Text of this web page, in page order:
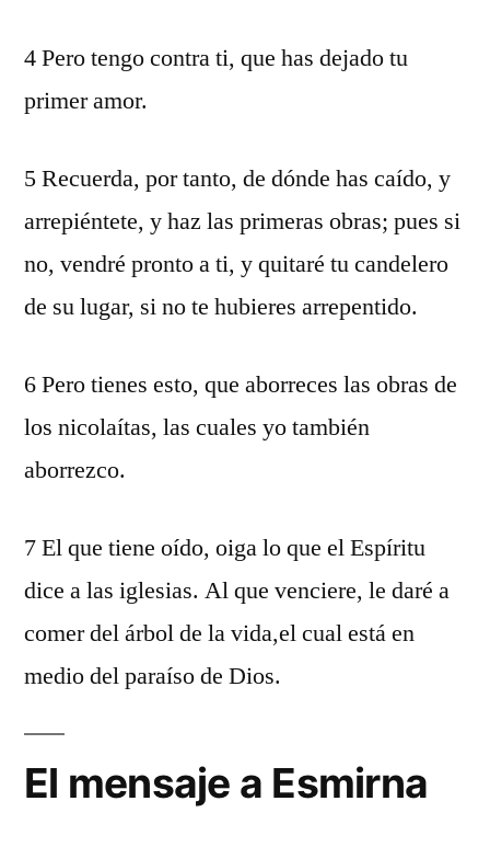
4 Pero tengo contra ti, que has dejado tu
primer amor.
5 Recuerda, por tanto, de dónde has caído, y
arrepiéntete, y haz las primeras obras; pues si
no, vendré pronto a ti, y quitaré tu candelero
de su lugar, si no te hubieres arrepentido.
6 Pero tienes esto, que aborreces las obras de
los nicolaítas, las cuales yo también
aborrezco.
7 El que tiene oído, oiga lo que el Espíritu
dice a las iglesias. Al que venciere, le daré a
comer del árbol de la vida,el cual está en
medio del paraíso de Dios.
El mensaje a Esmirna